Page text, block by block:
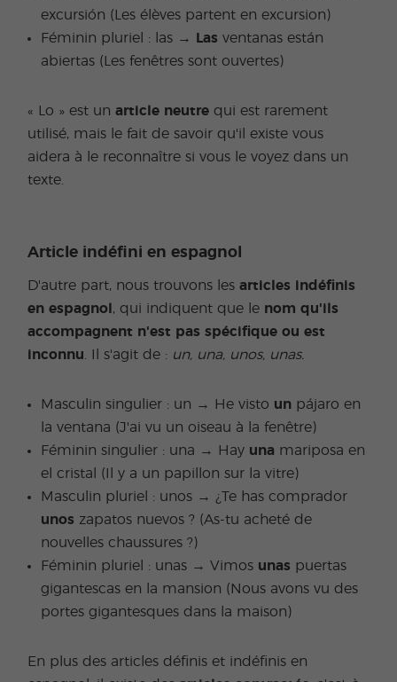
excursión (Les élèves partent en excursion)
Féminin pluriel : las →
Las ventanas están
abiertas (Les fenêtres sont ouvertes)
« Lo » est unarticle neutre qui est rarement
utilisé, mais le fait de savoir qu'il existe vous
aidera à le reconnaître si vous le voyez dans un
texte.
Article indéfini en espagnol
D'autre part, nous trouvons lesarticles indéfinis
en espagnol , qui indiquent que le nom qu'ils
accompagnent n'est pas spécifique ou est
inconnu . Il s'agit de : un, una, unos, unas.
Masculin singulier : un → He visto un pájaro en
la ventana (J'ai vu un oiseau à la fenêtre)
Féminin singulier : una → Hay una mariposa en
el cristal (Il y a un papillon sur la vitre)
Masculin pluriel : unos → ¿Te has comprador
unos zapatos nuevos ? (As-tu acheté de
nouvelles chaussures ?)
Féminin pluriel : unas → Vimos unas puertas
gigantescas en la mansion (Nous avons vu des
portes gigantesques dans la maison)
En plus des articles définis et indéfinis en